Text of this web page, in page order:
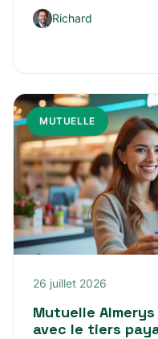
Richard
MUTUELLE
26 juillet 2026
Mutuelle
avec le tiers